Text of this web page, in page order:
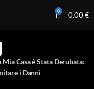
0 0.00€
Mia Casa è Stata Derubata:
i Danni